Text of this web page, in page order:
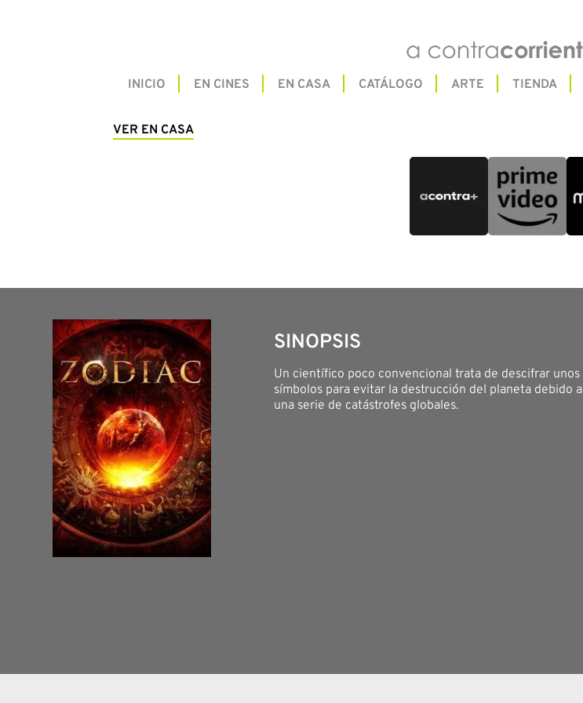
INICIO EN CINES EN CASA CATÁLOGO ARTE TIENDA
VER EN CASA
SINOPSIS
Un científico poco convencional trata de descifrar unos
símbolos para evitar la destrucción del planeta debido a
una serie de catástrofes globales.